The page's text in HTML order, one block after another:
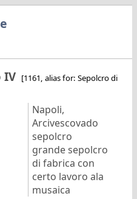
IV [1161, alias for: Sepolcro di
Napoli,
Arcivescovado
sepolcro
grande sepolcro
di fabrica con
certo lavoro ala
musaica